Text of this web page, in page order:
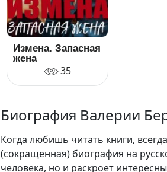
Измена. Запасная
жена
35
Биография Валерии
Когда любишь читать книги,
(сокращенная) биография на
человека, но и раскроет